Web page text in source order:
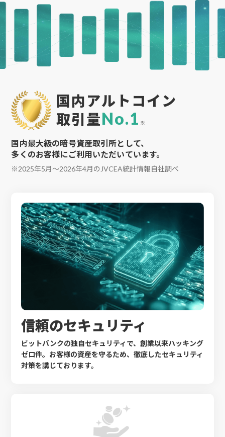
国内アルトコイン
取引量No.1 ※
国内最大級の暗号資産取引所として、
多くのお客様にご利用いただいています。
※2025年5月〜2026年4月のJVCEA統計情報自社調べ
信頼のセキュリティ
ビットバンクの独自セキュリティで、創業以来ハッキング
ゼロ件。お客様の資産を守るため、徹底したセキュリティ
対策を講じております。